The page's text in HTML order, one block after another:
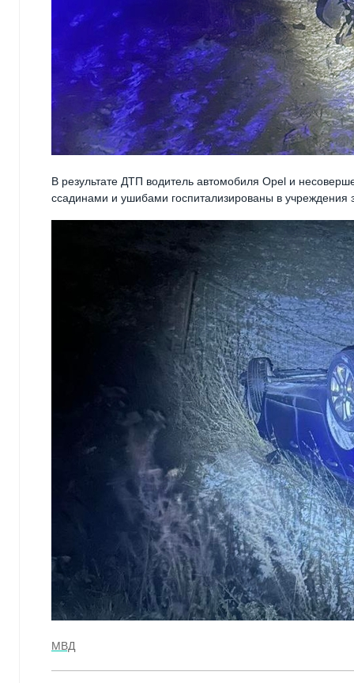
В результате ДТП водитель автомобиля Opel и
ссадинами и ушибами госпитализированы в учреждения
МВД